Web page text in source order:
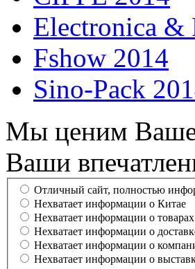
Electronica &
Fshow 2014
Sino-Pack
Мы ценим
Ваши
Отличный сайт, полностью
Нехватает информации о Китае
Нехватает информации о товарах
Нехватает информации о
Нехватает информации о
Нехватает информации о